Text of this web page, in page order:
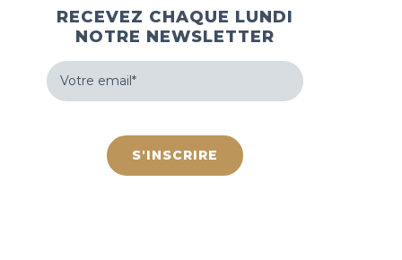
RECEVEZ CHAQUE LUNDI
NOTRE NEWSLETTER
Votre
email
(Nécessaire)